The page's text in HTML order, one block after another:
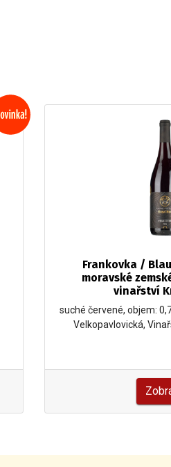
Frankovka /
moravské
vinařství
suché červené, objem:
Velkopavlovická,